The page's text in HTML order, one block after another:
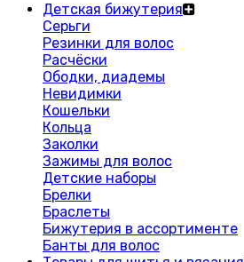
Детская бижутерия
Серьги
Резинки для волос
Расчёски
Ободки, диадемы
Невидимки
Кошельки
Кольца
Заколки
Зажимы для волос
Детские наборы
Брелки
Браслеты
Бижутерия в ассортименте
Банты для волос